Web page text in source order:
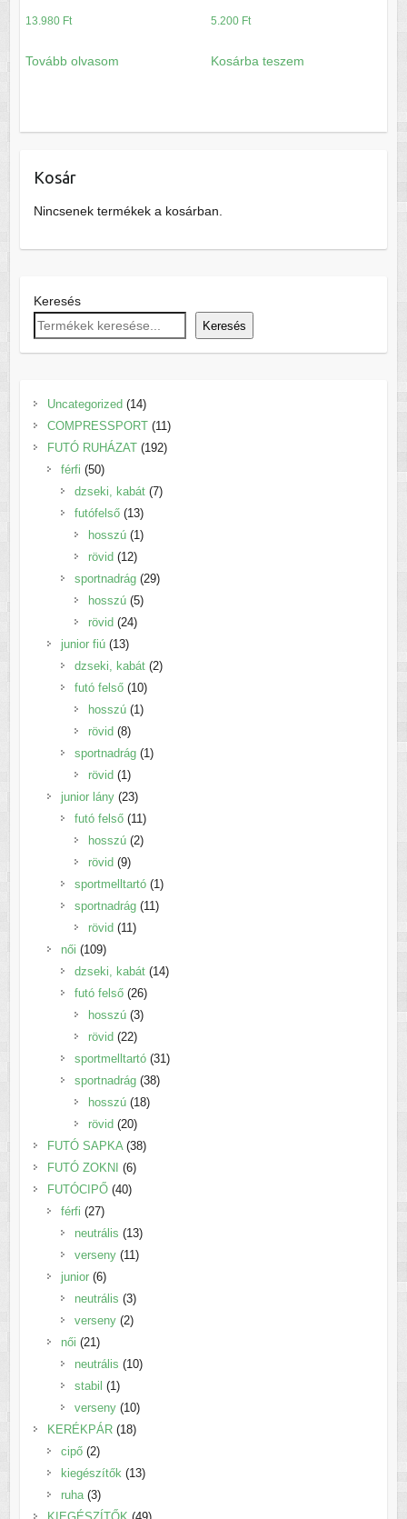
13.980 Ft
Tovább olvasom
5.200 Ft
Kosárba teszem
Kosár
Nincsenek termékek a kosárban.
Keresés
Keresés
Uncategorized 1414
termék
COMPRESSPORT 1111
termék
FUTÓ RUHÁZAT 192192
férfi 5050
termék
dzseki, kabát 77
futófelső 1313
termék
hosszú 11
rövid 1212
termék
sportnadrág 2929
hosszú 55
rövid 2424
junior fiú 1313
termék
dzseki, kabát 22
futó felső 1010
termék
hosszú 11
rövid 88
termék
sportnadrág 11
rövid 11
termék
junior lány 2323
termék
futó felső 1111
termék
hosszú 22
rövid 99
termék
sportmelltartó 11
termék
sportnadrág 1111
rövid 1111
női 109109
termék
dzseki, kabát 1414
futó felső 2626
termék
hosszú 33
rövid 2222
termék
sportmelltartó 3131
sportnadrág 3838
hosszú 1818
rövid 2020
termék
FUTÓ SAPKA 3838
FUTÓ ZOKNI 66
termék
FUTÓCIPŐ 4040
férfi 2727
termék
neutrális 1313
termék
verseny 1111
junior 66
termék
neutrális 33
termék
verseny 22
női 2121
termék
neutrális 1010
stabil 11
termék
verseny 1010
termék
KERÉKPÁR 1818
cipő 22
termék
kiegészítők 1313
ruha 33
termék
49